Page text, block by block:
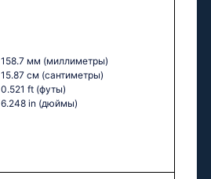
158.7 мм (миллиметры)
15.87 см (сантиметры)
0.521 ft (футы)
6.248 in (дюймы)